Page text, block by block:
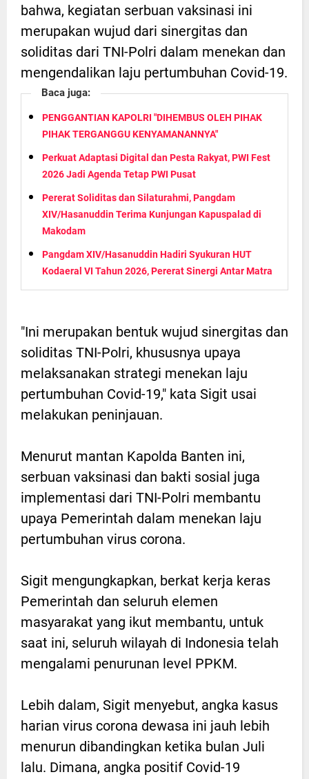
bahwa, kegiatan serbuan vaksinasi ini
merupakan wujud dari sinergitas dan
soliditas dari TNI-Polri dalam menekan dan
mengendalikan laju pertumbuhan Covid-19.
Baca juga:
PENGGANTIAN KAPOLRI "DIHEMBUS OLEH PIHAK
PIHAK TERGANGGU KENYAMANANNYA"
Perkuat Adaptasi Digital dan Pesta Rakyat, PWI Fest
2026 Jadi Agenda Tetap PWI Pusat
Pererat Soliditas dan Silaturahmi, Pangdam
XIV/Hasanuddin Terima Kunjungan Kapuspalad di
Makodam
Pangdam XIV/Hasanuddin Hadiri Syukuran HUT
Kodaeral VI Tahun 2026, Pererat Sinergi Antar Matra
"Ini merupakan bentuk wujud sinergitas dan
soliditas TNI-Polri, khususnya upaya
melaksanakan strategi menekan laju
pertumbuhan Covid-19," kata Sigit usai
melakukan peninjauan.
Menurut mantan Kapolda Banten ini,
serbuan vaksinasi dan bakti sosial juga
implementasi dari TNI-Polri membantu
upaya Pemerintah dalam menekan laju
pertumbuhan virus corona.
Sigit mengungkapkan, berkat kerja keras
Pemerintah dan seluruh elemen
masyarakat yang ikut membantu, untuk
saat ini, seluruh wilayah di Indonesia telah
mengalami penurunan level PPKM.
Lebih dalam, Sigit menyebut, angka kasus
harian virus corona dewasa ini jauh lebih
menurun dibandingkan ketika bulan Juli
lalu. Dimana, angka positif Covid-19